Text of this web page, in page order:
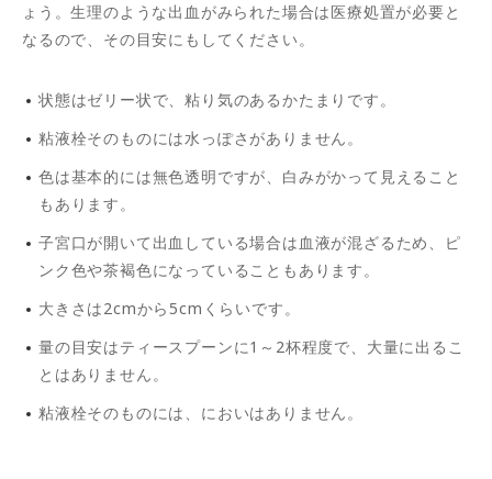
ょう。生理のような出血がみられた場合は医療処置が必要と
なるので、その目安にもしてください。
状態はゼリー状で、粘り気のあるかたまりです。
粘液栓そのものには水っぽさがありません。
色は基本的には無色透明ですが、白みがかって見えること
もあります。
子宮口が開いて出血している場合は血液が混ざるため、ピ
ンク色や茶褐色になっていることもあります。
大きさは2cmから5cmくらいです。
量の目安はティースプーンに1～2杯程度で、大量に出るこ
とはありません。
粘液栓そのものには、においはありません。